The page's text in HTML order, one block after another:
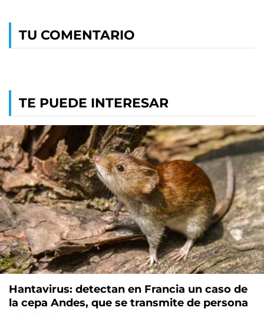
TU COMENTARIO
TE PUEDE INTERESAR
Hantavirus: detectan en Francia un caso de
la cepa Andes, que se transmite de persona